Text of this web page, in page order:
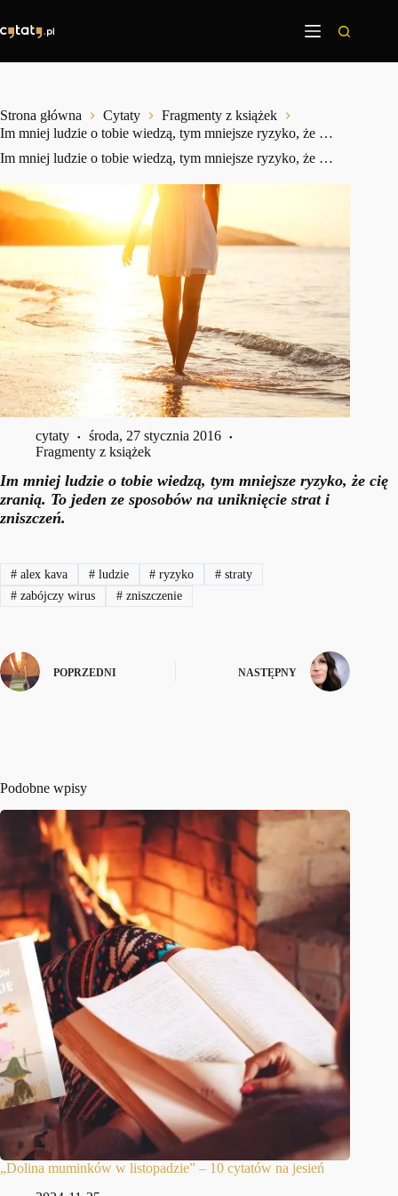
treści
Strona główna Cytaty
Fragmenty z książek
Im mniej ludzie o tobie wiedzą, tym mniejsze ryzyko, że …
Im mniej ludzie o tobie wiedzą, tym mniejsze ryzyko, że …
cytaty
środa, 27 stycznia 2016
Fragmenty z książek
Im mniej ludzie o tobie wiedzą, tym mniejsze ryzyko, że cię
zranią. To jeden ze sposobów na uniknięcie strat i
zniszczeń.
#alex kava #ludzie # ryzyko # straty
#zabójczy wirus #zniszczenie
POPRZEDNI NASTĘPNY
Podobne wpisy
„Dolina muminków w listopadzie” – 10 cytatów na jesień